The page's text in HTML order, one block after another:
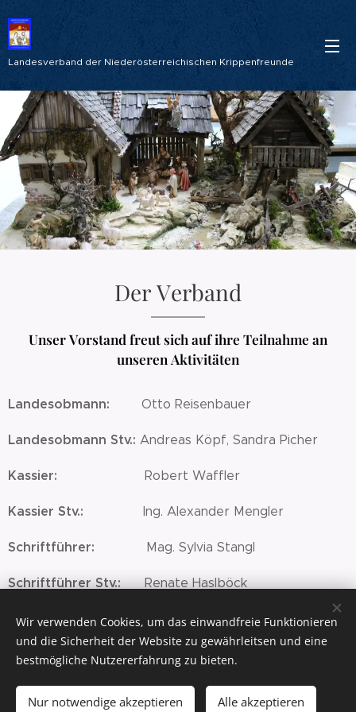
Landesverband der Niederösterreichischen Krippenfreunde
Der Verband
Unser Vorstand freut sich auf ihre Teilnahme an
unseren Aktivitäten
Landesobmann: Otto Reisenbauer
Landesobmann Stv.: Andreas Köpf, Sandra Picher
Kassier: Robert Waffler
Kassier Stv.: Ing. Alexander Mengler
Schriftführer: Mag. Sylvia Stangl
Schriftführer Stv.:Renate Haslböck
Schulleitung:Otto Reisenbauer am Standort
Scheiblingkirchen
Wir verwenden Cookies, um das einwandfreie Funktionieren
und die Sicherheit der Website zu gewährleitsen und eine
bestmögliche Nutzererfahrung zu bieten.
Nur notwendige akzeptieren Alle akzeptieren